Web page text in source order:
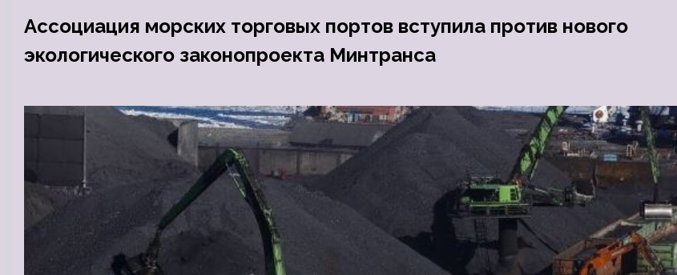
Ассоциация морских торговых портов вступила против нового
экологического законопроекта Минтранса